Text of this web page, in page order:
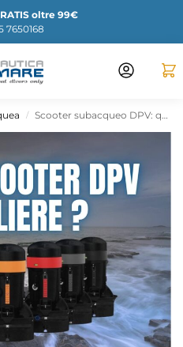
oltre 99€
7650168
/ Scooter subacqueo DPV: quale scegliere?